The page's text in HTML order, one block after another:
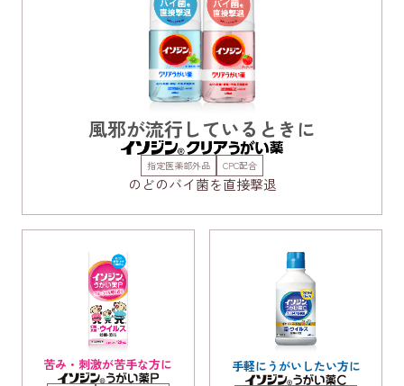
正しいうがいの仕方
CM情報
風邪が流行しているときに
指定医薬部外品 CPC配合​
のどのバイ菌を直接撃退
苦み・刺激が苦手な方に 手軽にうがいしたい方に